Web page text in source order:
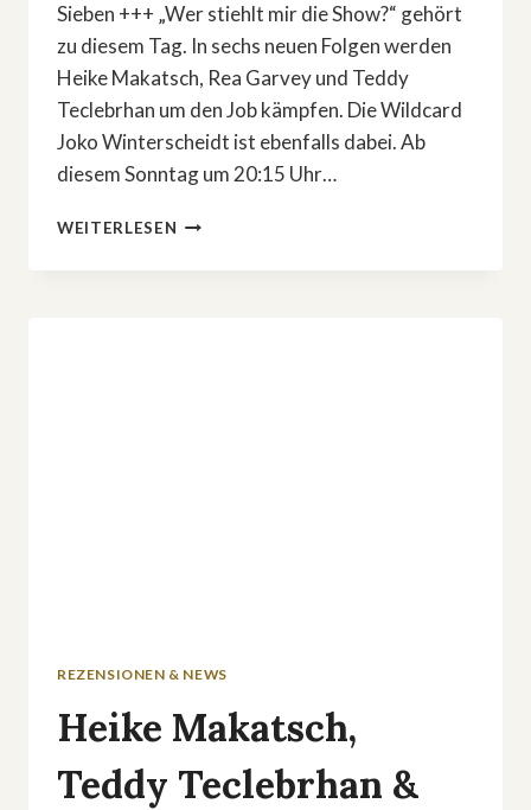
Sieben +++ „Wer stiehlt mir die Show?“ gehört
zu diesem Tag. In sechs neuen Folgen werden
Heike Makatsch, Rea Garvey und Teddy
Teclebrhan um den Job kämpfen. Die Wildcard
Joko Winterscheidt ist ebenfalls dabei. Ab
diesem Sonntag um 20:15 Uhr…
WEITERLESEN TEDDY
MACHT
REZENSIONEN & NEWS
Heike Makatsch,
Teddy Teclebrhan &